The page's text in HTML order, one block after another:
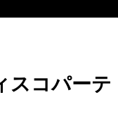
スコパーテ